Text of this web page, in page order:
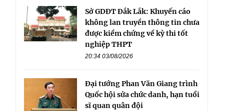
Sở GDĐT Đắk Lắk: Khuyến cáo
không lan truyền thông tin chưa
được kiểm chứng về kỳ thi tốt
nghiệp THPT
20:34 03/08/2026
Đại tướng Phan Văn Giang trình
Quốc hội sửa chức danh, hạn tuổi
sĩ quan quân đội